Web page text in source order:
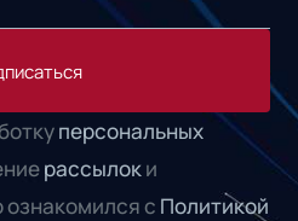
персональных
рассылоки
с Политикой